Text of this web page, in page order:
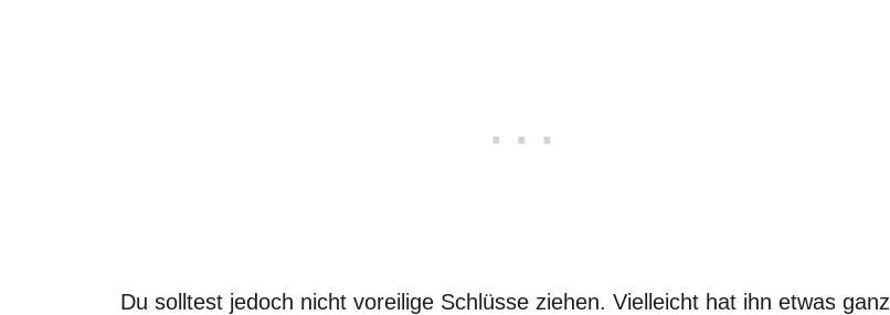
Du solltest jedoch nicht voreilige Schlüsse ziehen. Vielleicht hat ihn etwas ganz